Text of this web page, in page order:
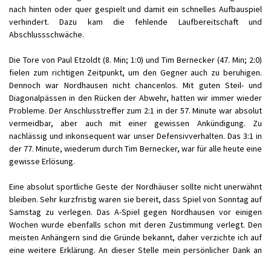
nach hinten oder quer gespielt und damit ein schnelles Aufbauspiel
verhindert. Dazu kam die fehlende Laufbereitschaft und
Abschlussschwäche.
Die Tore von Paul Etzoldt (8. Min; 1:0) und Tim Bernecker (47. Min; 2:0)
fielen zum richtigen Zeitpunkt, um den Gegner auch zu beruhigen.
Dennoch war Nordhausen nicht chancenlos. Mit guten Steil- und
Diagonalpässen in den Rücken der Abwehr, hatten wir immer wieder
Probleme. Der Anschlusstreffer zum 2:1 in der 57. Minute war absolut
vermeidbar, aber auch mit einer gewissen Ankündigung. Zu
nachlässig und inkonsequent war unser Defensivverhalten. Das 3:1 in
der 77. Minute, wiederum durch Tim Bernecker, war für alle heute eine
gewisse Erlösung.
Eine absolut sportliche Geste der Nordhäuser sollte nicht unerwähnt
bleiben. Sehr kurzfristig waren sie bereit, dass Spiel von Sonntag auf
Samstag zu verlegen. Das A-Spiel gegen Nordhausen vor einigen
Wochen wurde ebenfalls schon mit deren Zustimmung verlegt. Den
meisten Anhängern sind die Gründe bekannt, daher verzichte ich auf
eine weitere Erklärung. An dieser Stelle mein persönlicher Dank an